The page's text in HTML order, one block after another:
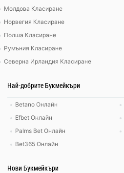
Молдова Класиране
Норвегия Класиране
Полша Класиране
Румъния Класиране
Северна Ирландия Класиране
Най-добрите Букмейкъри
Betano Онлайн
Efbet Онлайн
Palms Bet Онлайн
Bet365 Онлайн
Нови Букмейкъри